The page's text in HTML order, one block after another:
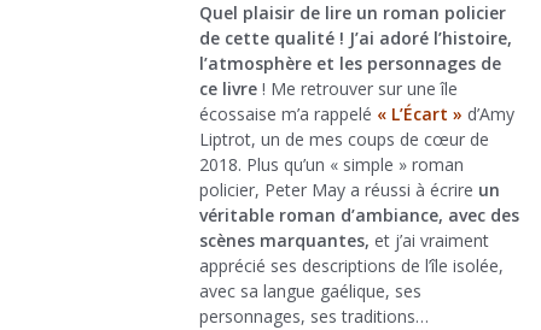
Quel plaisir de lire un roman policier
de cette qualité ! J’ai adoré l’histoire,
l’atmosphère et les personnages de
ce livre ! Me retrouver sur une île
écossaise m’a rappelé « L’Écart » d’Amy
Liptrot, un de mes coups de cœur de
2018. Plus qu’un « simple » roman
policier, Peter May a réussi à écrire un
véritable roman d’ambiance, avec des
scènes marquantes, et j’ai vraiment
apprécié ses descriptions de l’île isolée,
avec sa langue gaélique, ses
personnages, ses traditions…